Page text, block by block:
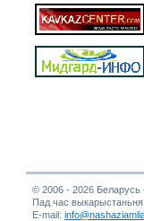
© 2006 - 2026
Пад час
E-mail: